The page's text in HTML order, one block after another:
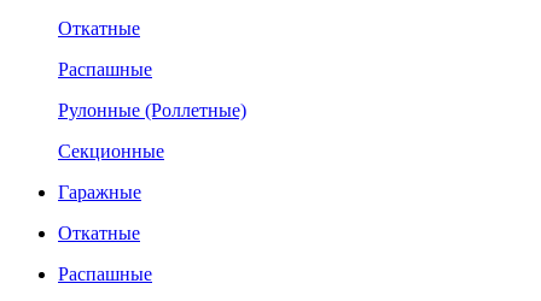
Откатные
Распашные
Рулонные (Роллетные)
Секционные
Гаражные
Откатные
Распашные